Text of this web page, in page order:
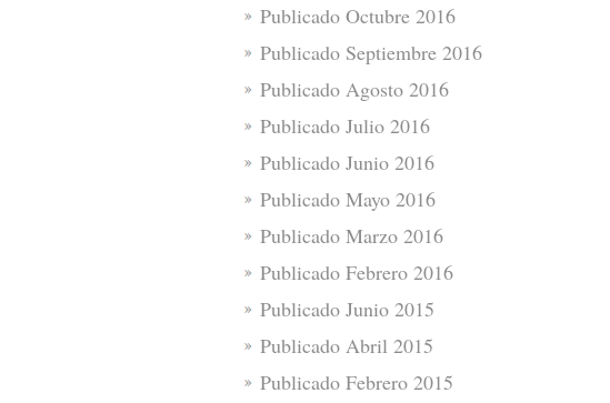
Publicado Octubre 2016
Publicado Septiembre 2016
Publicado Agosto 2016
Publicado Julio 2016
Publicado Junio 2016
Publicado Mayo 2016
Publicado Marzo 2016
Publicado Febrero 2016
Publicado Junio 2015
Publicado Abril 2015
Publicado Febrero 2015